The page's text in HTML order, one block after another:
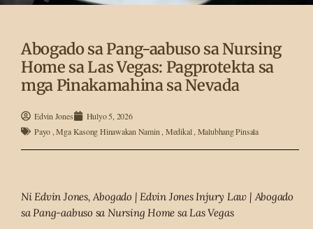
Abogado sa Pang-aabuso sa Nursing
Home sa Las Vegas: Pagprotekta sa
mga Pinakamahina sa Nevada
Edvin Jones
Hulyo 5, 2026
Payo ,Mga Kasong Hinawakan Namin Medikal, Malubhang Pinsala
Ni Edvin Jones, Abogado | Edvin Jones Injury Law | Abogado
sa Pang-aabuso sa Nursing Home sa Las Vegas